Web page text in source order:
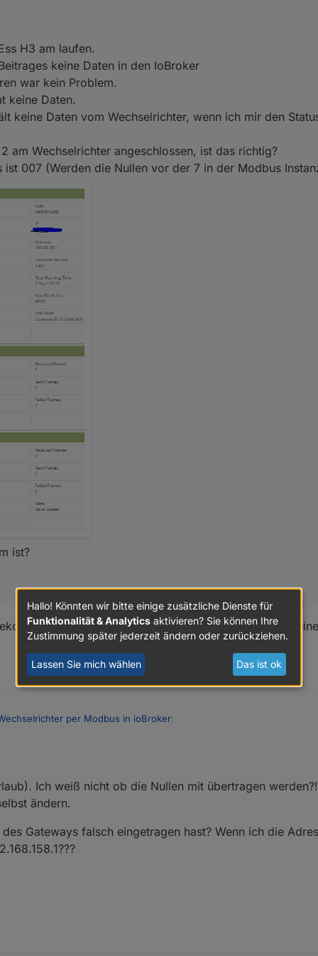
erhält keine Daten vom Wechselrichter, wenn ich mir den Status so
PIN 2 am Wechselrichter angeschlossen, ist das richtig?
ist 007 (Werden die Nullen vor der 7 in der Modbus Instanz
Problem ist?
H3 am laufen.
keine Daten in den IoBroker
war kein Problem.
keine Daten.
keine Daten vom Wechselrichter, wenn ich mir den
am Wechselrichter angeschlossen, ist das richtig?
ist 007 (Werden die Nullen vor der 7 in der Modbus
ist?
mit dem Elfen ew11 keine Datenpakete aus
per Modbus in ioBroker:
FoxEss H3 am laufen.
Beitrages keine Daten in den IoBroker
war kein Problem.
erhält keine Daten vom Wechselrichter, wenn ich mir den Status so
2 am Wechselrichter angeschlossen, ist das richtig?
bekommen mit dem Elfen ew11 keine Datenpakete aus meinem Fox
Ich weiß nicht ob die Nullen mit übertragen
ändern.
Gateways falsch eingetragen hast? Wenn ich die
Hallo! Könnten wir bitte einige zusätzliche Dienste für
Funktionalität & Analytics aktivieren? Sie können Ihre
Zustimmung später jederzeit ändern oder zurückziehen.
Lassen Sie mich wählen Das ist ok